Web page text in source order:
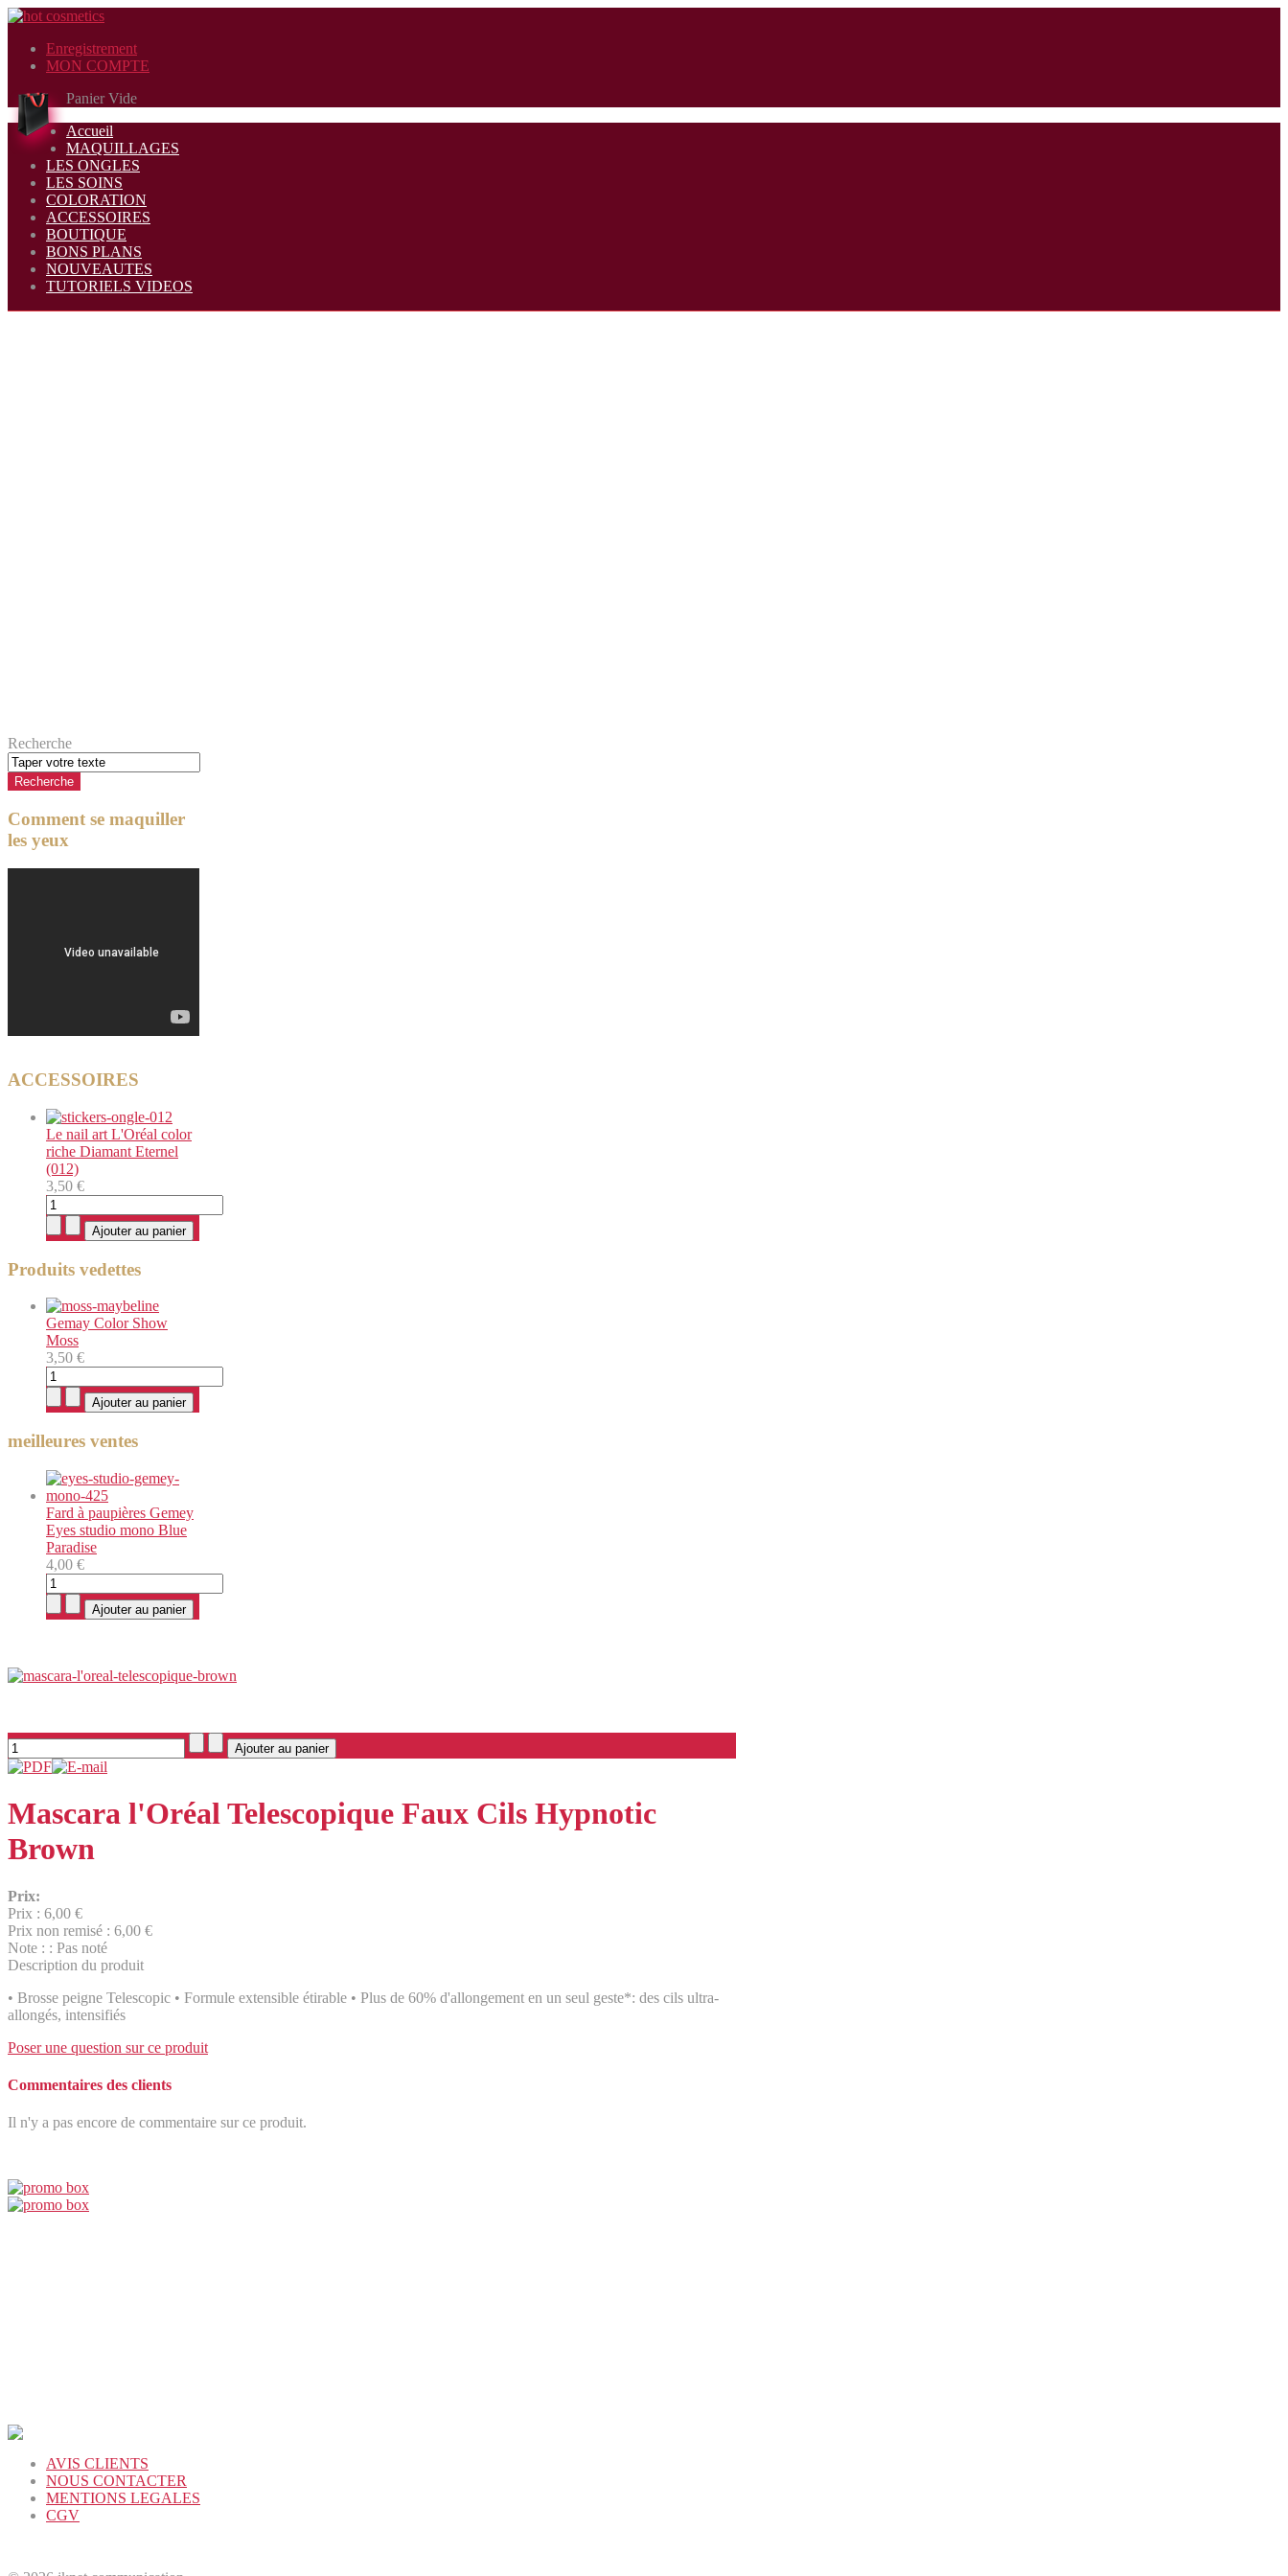
Enregistrement
MON COMPTE
Panier Vide
Accueil
MAQUILLAGES
LES ONGLES
LES SOINS
COLORATION
ACCESSOIRES
BOUTIQUE
BONS PLANS
NOUVEAUTES
TUTORIELS VIDEOS
Recherche
Comment se maquiller
les yeux
ACCESSOIRES
Le nail art L'Oréal color
riche Diamant Eternel
(012)
3,50 €
Produits vedettes
Gemay Color Show
Moss
3,50 €
meilleures ventes
Fard à paupières Gemey
Eyes studio mono Blue
Paradise
4,00 €
Mascara l'Oréal Telescopique Faux Cils Hypnotic
Brown
Prix:
Prix : 6,00 €
Prix non remisé : 6,00 €
Note : : Pas noté
Description du produit
• Brosse peigne Telescopic • Formule extensible étirable • Plus de 60% d'allongement en un seul geste*: des cils ultra-
allongés, intensifiés
Poser une question sur ce produit
Commentaires des clients
Il n'y a pas encore de commentaire sur ce produit.
AVIS CLIENTS
NOUS CONTACTER
MENTIONS LEGALES
CGV